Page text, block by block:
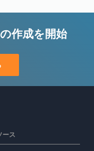
作成を開始
ース